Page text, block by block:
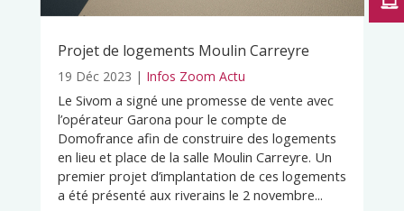
Projet de logements Moulin Carreyre
19 Déc 2023 | Infos Zoom Actu
Le Sivom a signé une promesse de vente avec
l’opérateur Garona pour le compte de
Domofrance afin de construire des logements
en lieu et place de la salle Moulin Carreyre. Un
premier projet d’implantation de ces logements
a été présenté aux riverains le 2 novembre...